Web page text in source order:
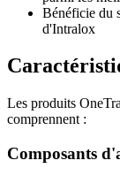
Bénéficie du
d'Intralox
Les produits
comprennent :
Composants